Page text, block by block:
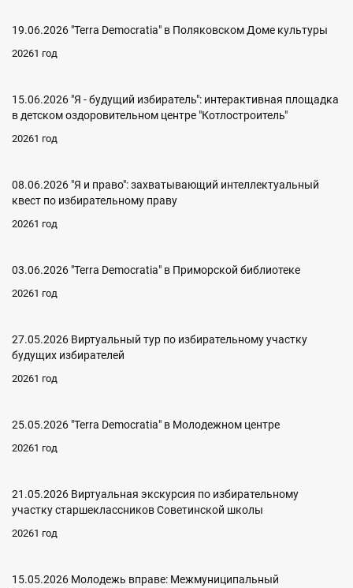
19.06.2026 "Terra Democratia" в Поляковском Доме культуры
20261 год
15.06.2026 "Я - будущий избиратель": интерактивная площадка
в детском оздоровительном центре "Котлостроитель"
20261 год
08.06.2026 "Я и право": захватывающий интеллектуальный
квест по избирательному праву
20261 год
03.06.2026 "Terra Democratia" в Приморской библиотеке
20261 год
27.05.2026 Виртуальный тур по избирательному участку
будущих избирателей
20261 год
25.05.2026 "Terra Democratia" в Молодежном центре
20261 год
21.05.2026 Виртуальная экскурсия по избирательному
участку старшеклассников Советинской школы
20261 год
15.05.2026 Молодежь вправе: Межмуниципальный